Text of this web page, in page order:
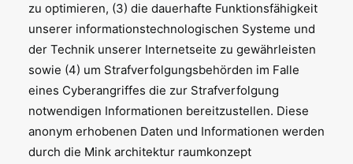
zu optimieren, (3) die dauerhafte Funktionsfähigkeit
unserer informationstechnologischen Systeme und
der Technik unserer Internetseite zu gewährleisten
sowie (4) um Strafverfolgungsbehörden im Falle
eines Cyberangriffes die zur Strafverfolgung
notwendigen Informationen bereitzustellen. Diese
anonym erhobenen Daten und Informationen werden
durch die Mink architektur raumkonzept